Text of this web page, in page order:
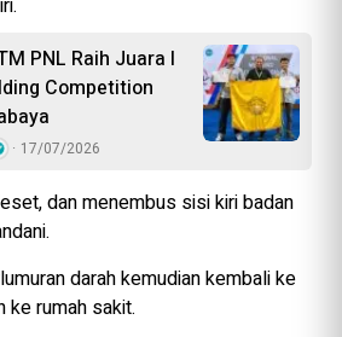
PNL Raih Juara I
Competition
17/07/2026
dan menembus sisi kiri badan
darah kemudian kembali ke
ke rumah sakit.